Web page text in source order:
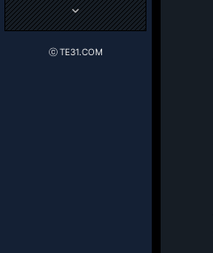
keyboard_arrow_down
ⓒ TE31.COM